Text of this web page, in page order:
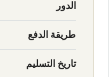
الدور
طريقة الدفع
تاريخ التسليم